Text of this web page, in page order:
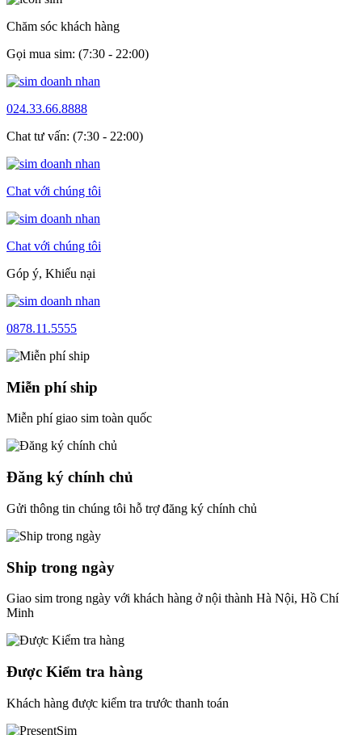
Chăm sóc khách hàng
Gọi mua sim: (7:30 - 22:00)
024.33.66.8888
Chat tư vấn: (7:30 - 22:00)
Chat với chúng tôi
Chat với chúng tôi
Góp ý, Khiếu nại
0878.11.5555
Miễn phí ship
Miễn phí giao sim toàn quốc
Đăng ký chính chủ
Gửi thông tin chúng tôi hỗ trợ đăng ký chính chủ
Ship trong ngày
Giao sim trong ngày với khách hàng ở nội thành Hà Nội, Hồ Chí
Minh
Được Kiểm tra hàng
Khách hàng được kiểm tra trước thanh toán